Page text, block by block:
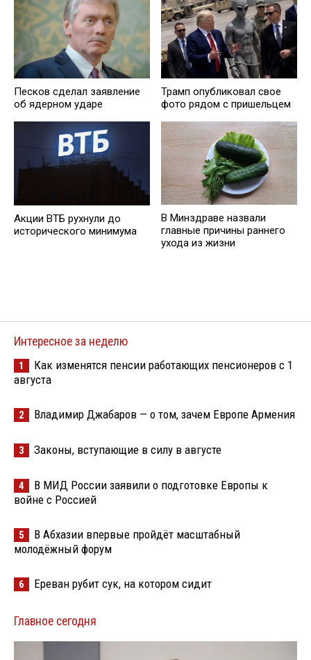
Песков сделал заявление
об ядерном ударе
Трамп опубликовал свое
фото рядом с пришельцем
Акции ВТБ рухнули до
исторического минимума
В Минздраве назвали
главные причины раннего
ухода из жизни
Интересное за неделю
1
Как изменятся пенсии работающих пенсионеров с 1
августа
2 Владимир Джабаров — о том, зачем Европе Армения
3 Законы, вступающие в силу в августе
4
В МИД России заявили о подготовке Европы к
войне с Россией
5
В Абхазии впервые пройдёт масштабный
молодёжный форум
6 Ереван рубит сук, на котором сидит
Главное сегодня